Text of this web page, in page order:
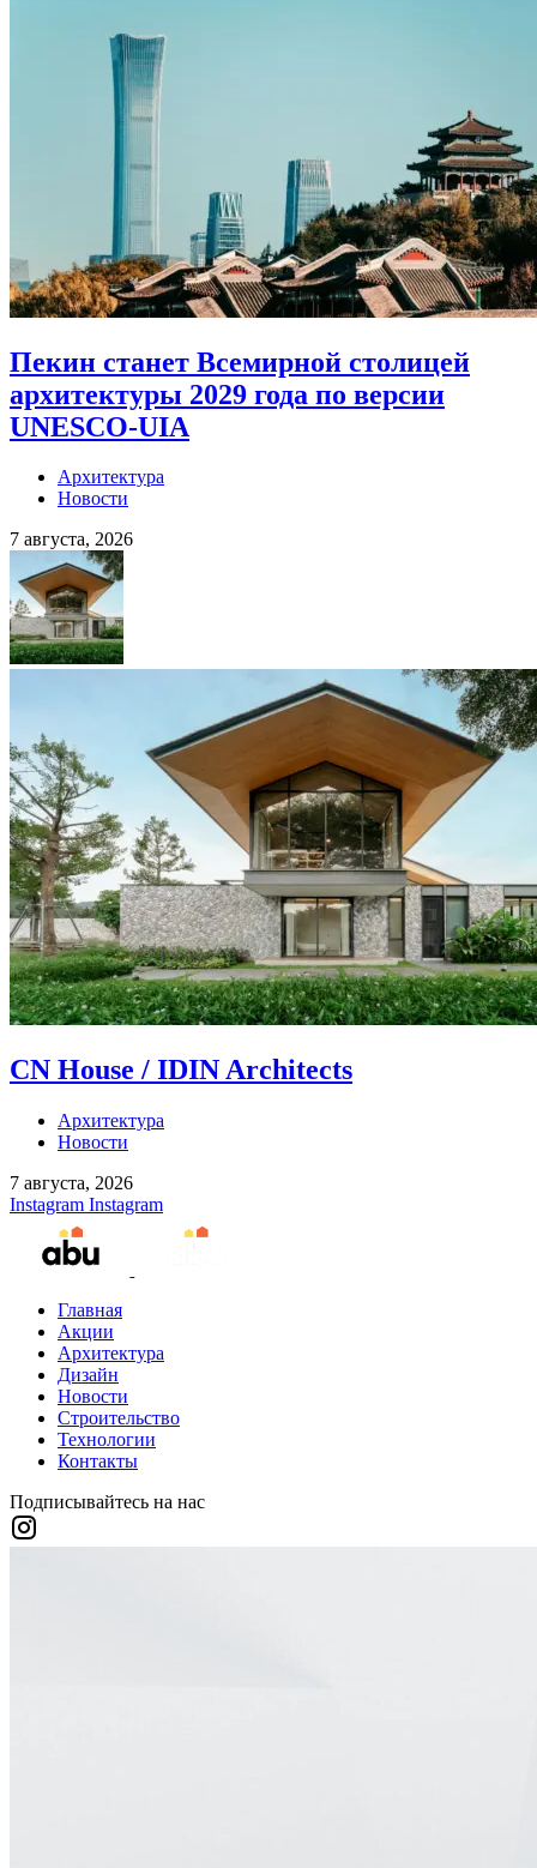
Пекин станет Всемирной столицей
архитектуры 2029 года по версии
UNESCO-UIA
Архитектура
Новости
7 августа, 2026
CN House / IDIN Architects
Архитектура
Новости
7 августа, 2026
Instagram Instagram
Главная
Акции
Архитектура
Дизайн
Новости
Строительство
Технологии
Контакты
Подписывайтесь на нас